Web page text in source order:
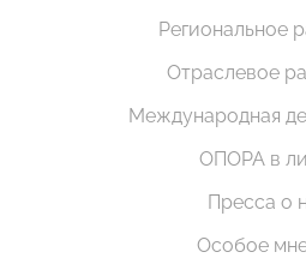
Региональное
Отраслевое
Международная
ОПОРА в
Пресса о
Особое